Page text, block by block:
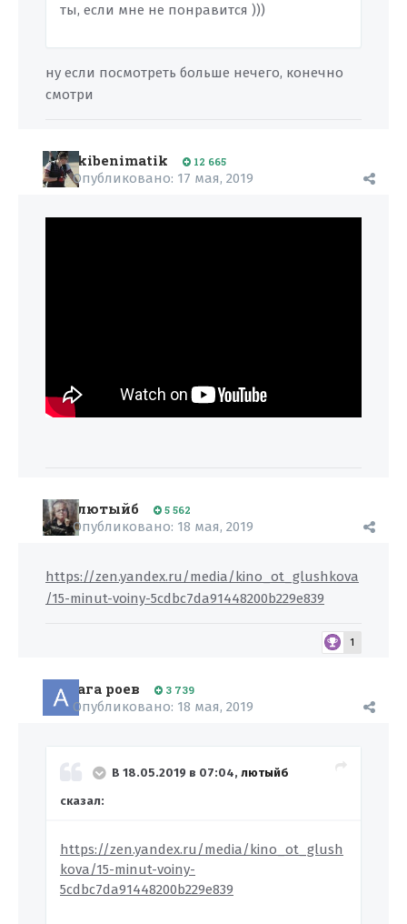
ты, если мне не понравится )))
ну если посмотреть больше нечего, конечно
смотри
kibenimatik 12 665
Опубликовано: 17 мая, 2019
лютыйб 5 562
Опубликовано: 18 мая, 2019
https://zen.yandex.ru/media/kino_ot_glushkova
/15-minut-voiny-5cdbc7da91448200b229e839
1
ага роев 3 739
Опубликовано: 18 мая, 2019
В 18.05.2019 в 07:04, лютыйб
сказал:
https://zen.yandex.ru/media/kino_ot_glush
kova/15-minut-voiny-
5cdbc7da91448200b229e839